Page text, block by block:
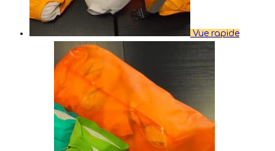
Vue rapide